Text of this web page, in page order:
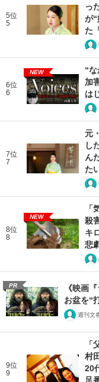
5位
5
っ
が
た
6位
6
NEW
“
加
は
7位
7
元
し
ん
た
8位
8
NEW
殺
キ
悲
PR
《映画
お盆を“
週刊文
9位
9
「
村
20
足